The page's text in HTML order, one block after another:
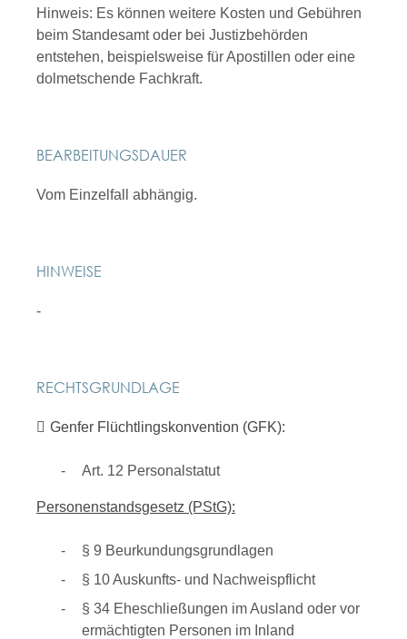
Hinweis: Es können weitere Kosten und Gebühren
beim Standesamt oder bei Justizbehörden
entstehen, beispielsweise für Apostillen oder eine
dolmetschende Fachkraft.
BEARBEITUNGSDAUER
Vom Einzelfall abhängig.
HINWEISE
-
RECHTSGRUNDLAGE
Genfer Flüchtlingskonvention (GFK):
Art. 12 Personalstatut
Personenstandsgesetz (PStG):
§ 9 Beurkundungsgrundlagen
§ 10 Auskunfts- und Nachweispflicht
§ 34 Eheschließungen im Ausland oder vor
ermächtigten Personen im Inland